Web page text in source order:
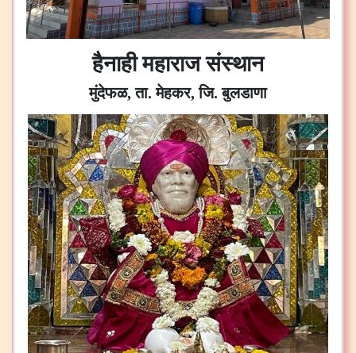
हैनाही महाराज संस्थान
मुंदेफळ, ता. मेहकर, जि. बुलडाणा